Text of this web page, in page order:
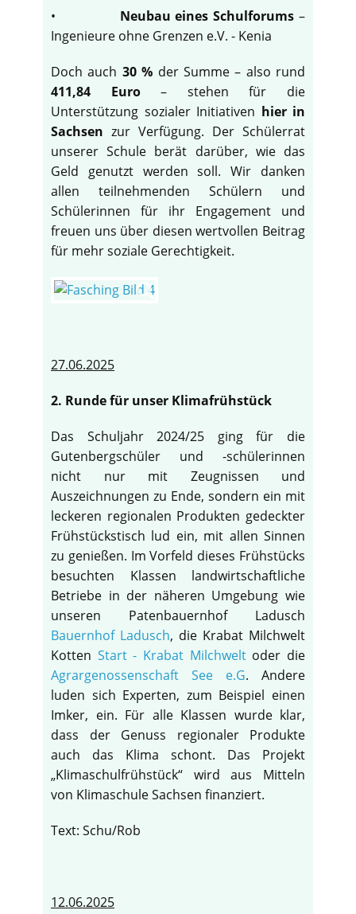
• Neubau eines Schulforums –
Ingenieure ohne Grenzen e.V. - Kenia
Doch auch 30 % der Summe – also rund
411,84 Euro– stehen für die
Unterstützung sozialer Initiativen hier in
Sachsen zur Verfügung. Der Schülerrat
unserer Schule berät darüber, wie das
Geld genutzt werden soll. Wir danken
allen teilnehmenden Schülern und
Schülerinnen für ihr Engagement und
freuen uns über diesen wertvollen Beitrag
für mehr soziale Gerechtigkeit.
27.06.2025
2. Runde für unser Klimafrühstück
Das Schuljahr 2024/25 ging für die
Gutenbergschüler und -schülerinnen
nicht nur mit Zeugnissen und
Auszeichnungen zu Ende, sondern ein mit
leckeren regionalen Produkten gedeckter
Frühstückstisch lud ein, mit allen Sinnen
zu genießen. Im Vorfeld dieses Frühstücks
besuchten Klassen landwirtschaftliche
Betriebe in der näheren Umgebung wie
unseren Patenbauernhof Ladusch
Bauernhof Ladusch, die Krabat Milchwelt
Kotten Start - Krabat Milchweltoder die
Agrargenossenschaft See e.G. Andere
luden sich Experten, zum Beispiel einen
Imker, ein. Für alle Klassen wurde klar,
dass der Genuss regionaler Produkte
auch das Klima schont. Das Projekt
„Klimaschulfrühstück“ wird aus Mitteln
von Klimaschule Sachsen finanziert.
Text: Schu/Rob
12.06.2025